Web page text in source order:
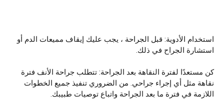
استخدام الأدوية: قبل الجراحة ، يجب عليك إيقاف مميعات الدم أو
استشارة الجراح في ذلك.
كن مستعدًا لفترة النقاهة بعد الجراحة: تتطلب جراحة الأنف فترة
نقاهة مثل أي إجراء جراحي. من الضروري تنفيذ جميع الخطوات
اللازمة في فترة ما بعد الجراحة واتباع توصيات طبيبك.